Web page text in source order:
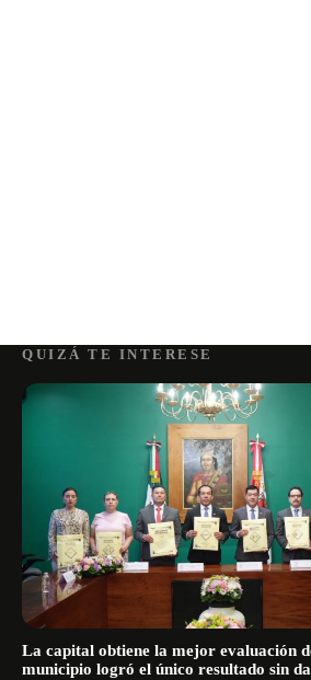
QUIZÁ TE INTERESE
La capital obtiene la mejor evaluación
municipio logró el único resultado sin